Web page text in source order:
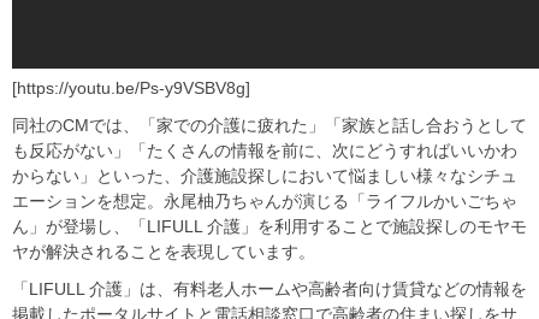
[https://youtu.be/Ps-y9VSBV8g]
同社のCMでは、「家での介護に疲れた」「家族と話し合おうとして
も反応がない」「たくさんの情報を前に、次にどうすればいいかわ
からない」といった、介護施設探しにおいて悩ましい様々なシチュ
エーションを想定。永尾柚乃ちゃんが演じる「ライフルかいごちゃ
ん」が登場し、「LIFULL 介護」を利用することで施設探しのモヤモ
ヤが解決されることを表現しています。
「LIFULL 介護」は、有料老人ホームや高齢者向け賃貸などの情報を
掲載したポータルサイトと電話相談窓口で高齢者の住まい探しをサ